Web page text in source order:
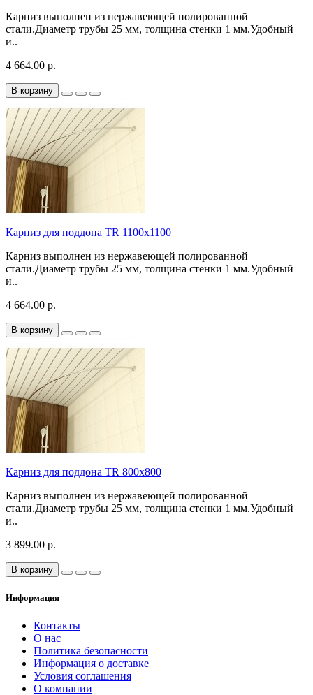
Карниз выполнен из нержавеющей полированной
стали.Диаметр трубы 25 мм, толщина стенки 1 мм.Удобный
и..
4 664.00 р.
В корзину
Карниз для поддона TR 1100х1100
Карниз выполнен из нержавеющей полированной
стали.Диаметр трубы 25 мм, толщина стенки 1 мм.Удобный
и..
4 664.00 р.
В корзину
Карниз для поддона TR 800х800
Карниз выполнен из нержавеющей полированной
стали.Диаметр трубы 25 мм, толщина стенки 1 мм.Удобный
и..
3 899.00 р.
В корзину
Информация
Контакты
О нас
Политика безопасности
Информация о доставке
Условия соглашения
О компании